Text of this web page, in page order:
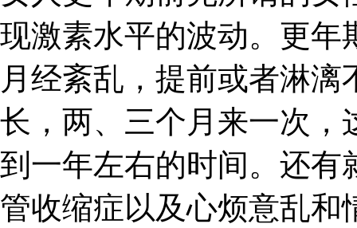
现激素水平的波动。更年
月经紊乱，提前或者淋
长，两、三个月来一次，
到一年左右的时间。还有
管收缩症以及心烦意乱和